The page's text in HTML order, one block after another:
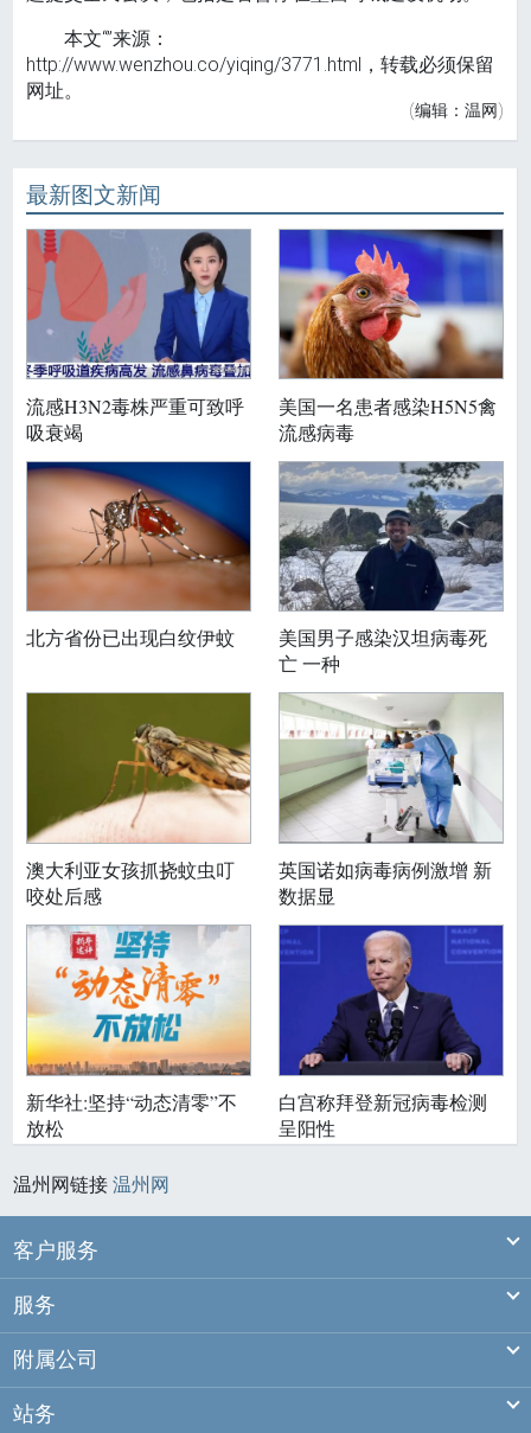
本文“”来源：
http://www.wenzhou.co/yiqing/3771.html，转载必须保留
网址。
(编辑：温网)
最新图文新闻
流感H3N2毒株严重可致呼
吸衰竭
美国一名患者感染H5N5禽
流感病毒
北方省份已出现白纹伊蚊
美国男子感染汉坦病毒死
亡 一种
澳大利亚女孩抓挠蚊虫叮
咬处后感
英国诺如病毒病例激增 新
数据显
新华社:坚持“动态清零”不
放松
白宫称拜登新冠病毒检测
呈阳性
温州网链接温州网
客户服务
服务
附属公司
站务